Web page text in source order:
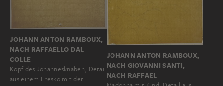
JOHANN ANTON RAMBOUX,
NACH RAFFAELLO DAL
COLLE
Kopf des Johannesknaben, Detail
aus einem Fresko mit der
JOHANN ANTON RAMBOUX,
NACH GIOVANNI SANTI,
NACH RAFFAEL